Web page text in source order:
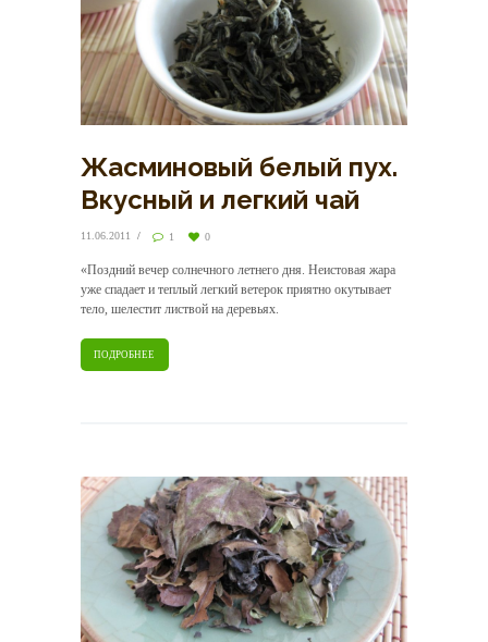
Жасминовый белый пух.
Вкусный и легкий чай
11.06.2011 1 0
«Поздний вечер солнечного летнего дня. Неистовая жара
уже спадает и теплый легкий ветерок приятно окутывает
тело, шелестит листвой на деревьях.
ПОДРОБНЕЕ